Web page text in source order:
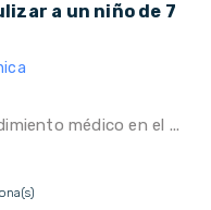
a un niño de 7
médico en el ...